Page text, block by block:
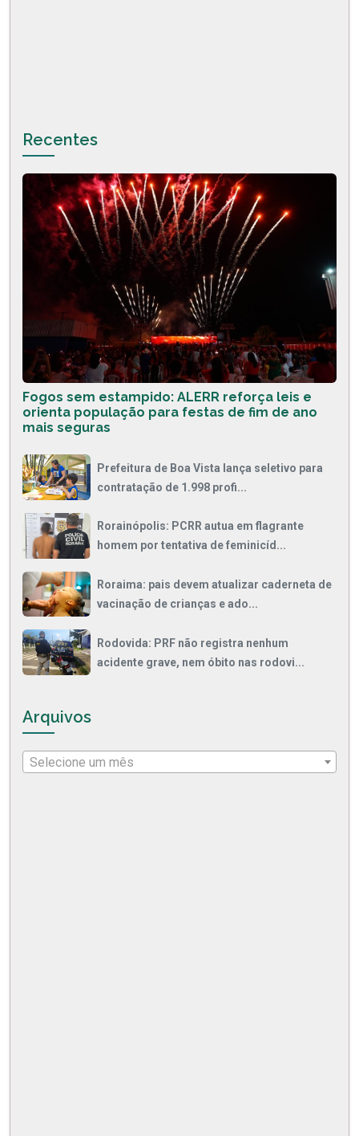
Recentes
Fogos sem estampido: ALERR reforça leis e
orienta população para festas de fim de ano
mais seguras
Prefeitura de Boa Vista lança seletivo para
contratação de 1.998 profi...
Rorainópolis: PCRR autua em flagrante
homem por tentativa de feminicíd...
Roraima: pais devem atualizar caderneta de
vacinação de crianças e ado...
Rodovida: PRF não registra nenhum
acidente grave, nem óbito nas rodovi...
Arquivos
Selecione um mês